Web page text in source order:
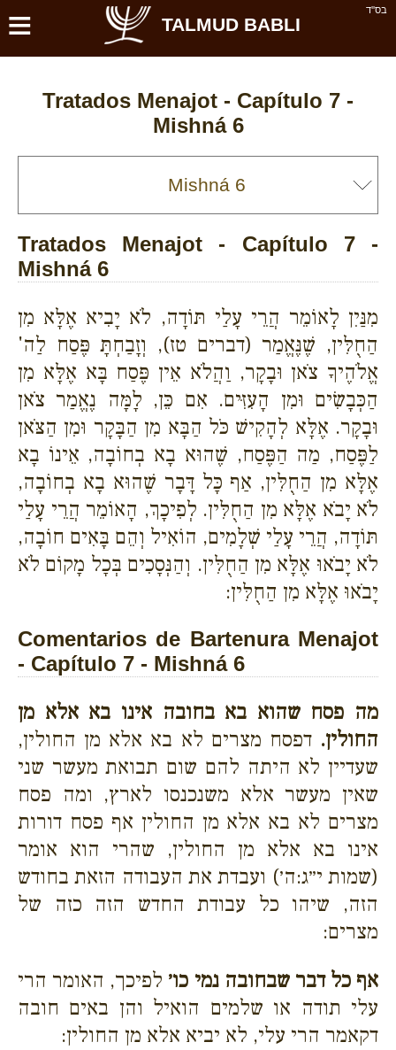
בס''ד ≡ TALMUD BABLI
Tratados Menajot - Capítulo 7 -
Mishná 6
Tratados Menajot - Capítulo 7 -
Mishná 6
מִנַּיִן לָאוֹמֵר הֲרֵי עָלַי תּוֹדָה, לֹא יָבִיא אֶלָּא מִן
הַחֻלִּין, שֶׁנֶּאֱמַר (דברים טז), וְזָבַחְתָּ פֶּסַח לַה'
אֱלֹהֶיךָ צֹאן וּבָקָר, וַהֲלֹא אֵין פֶּסַח בָּא אֶלָּא מִן
הַכְּבָשִׂים וּמִן הָעִזִּים. אִם כֵּן, לָמָּה נֶאֱמַר צֹאן
וּבָקָר. אֶלָּא לְהָקִישׁ כֹּל הַבָּא מִן הַבָּקָר וּמִן הַצֹּאן
לַפֶּסַח, מַה הַפֶּסַח, שֶׁהוּא בָא בְחוֹבָה, אֵינוֹ בָא
אֶלָּא מִן הַחֻלִּין, אַף כָּל דָּבָר שֶׁהוּא בָא בְחוֹבָה,
לֹא יָבֹא אֶלָּא מִן הַחֻלִּין. לְפִיכָךְ, הָאוֹמֵר הֲרֵי עָלַי
תּוֹדָה, הֲרֵי עָלַי שְׁלָמִים, הוֹאִיל וְהֵם בָּאִים חוֹבָה,
לֹא יָבֹאוּ אֶלָּא מִן הַחֻלִּין. וְהַנְּסָכִים בְּכָל מָקוֹם לֹא
יָבֹאוּ אֶלָּא מִן הַחֻלִּין:
Comentarios de Bartenura Menajot
- Capítulo 7 - Mishná 6
מה פסח שהוא בא בחובה אינו בא אלא מן
החולין. דפסח מצרים לא בא אלא מן החולין,
שעדיין לא היתה להם שום תבואת מעשר שני
שאין מעשר אלא משנכנסו לארץ, ומה פסח
מצרים לא בא אלא מן החולין אף פסח דורות
אינו בא אלא מן החולין, שהרי הוא אומר
(שמות י״ג:ה׳) ועבדת את העבודה הזאת בחודש
הזה, שיהו כל עבודת החדש הזה כזה של
מצרים:
אף כל דבר שבחובה נמי כו׳ לפיכך, האומר הרי
עלי תודה או שלמים הואיל והן באים חובה
דקאמר הרי עלי, לא יביא אלא מן החולין: